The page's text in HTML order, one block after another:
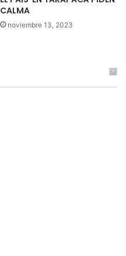
CALMA
noviembre 13, 2023